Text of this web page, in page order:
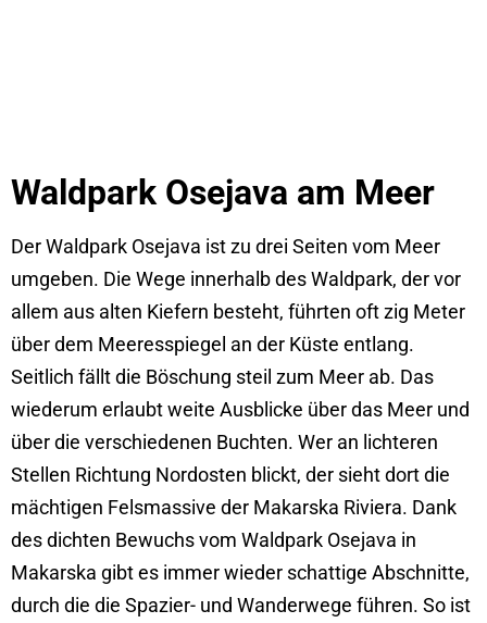
Waldpark Osejava am Meer
Der Waldpark Osejava ist zu drei Seiten vom Meer
umgeben. Die Wege innerhalb des Waldpark, der vor
allem aus alten Kiefern besteht, führten oft zig Meter
über dem Meeresspiegel an der Küste entlang.
Seitlich fällt die Böschung steil zum Meer ab. Das
wiederum erlaubt weite Ausblicke über das Meer und
über die verschiedenen Buchten. Wer an lichteren
Stellen Richtung Nordosten blickt, der sieht dort die
mächtigen Felsmassive der Makarska Riviera. Dank
des dichten Bewuchs vom Waldpark Osejava in
Makarska gibt es immer wieder schattige Abschnitte,
durch die die Spazier- und Wanderwege führen. So ist